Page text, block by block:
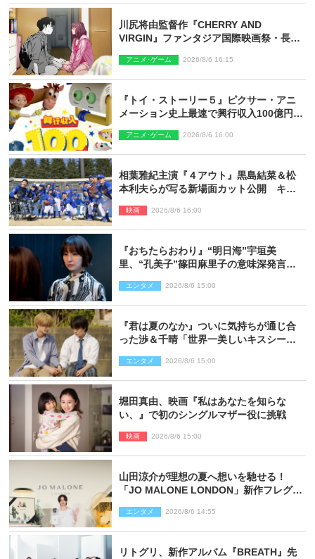
川尻将由監督作『CHERRY AND
VIRGIN』ファンタジア国際映画祭・長編
アニメ･ゲーム 2026/8/6 16:15
『トイ・ストーリー５』ピクサー・アニ
メーション史上最速で興行収入100億円突
アニメ･ゲーム 2026/8/6 16:00
相葉雅紀主演『４アウト』黒島結菜＆松
本利夫らが写る新場面カット公開 キャ
映画 2026/8/6 16:00
『おちたらおわり』“明日海”宇垣美
里、“孔美子”篠田麻里子の意味深発言に
開」
エンタメ 2026/8/6 15:00
『君は夏のなか』ついに気持ちが通じ合
った渉＆千晴「世界一美しいキスシー
エンタメ 2026/8/6 15:00
堀田真由、映画『私はあなたを知らな
い、』で初のシングルマザー役に挑戦
映画 2026/8/6 15:00
山田涼介が理想の夏へ想いを馳せる！
「JO MALONE LONDON」新作フレグラ
エンタメ 2026/8/6 14:55
リトグリ、新作アルバム『BREATH』先